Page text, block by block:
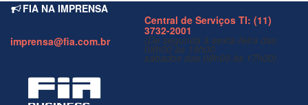
FIA NA IMPRENSA
imprensa@fia.com.br
Central de Serviços TI: (11)
3732-2001
(De segunda à sexta-feira das
08h00 às 19h00
sábados das 08h00 às 17h00)